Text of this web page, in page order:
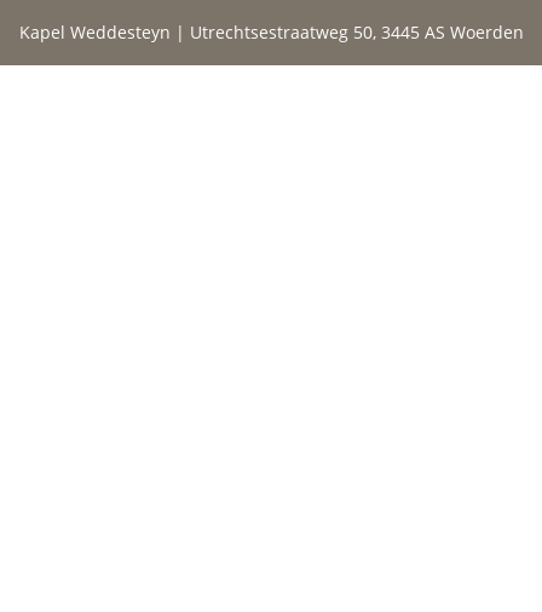
Kapel Weddesteyn | Utrechtsestraatweg 50, 3445 AS Woerden